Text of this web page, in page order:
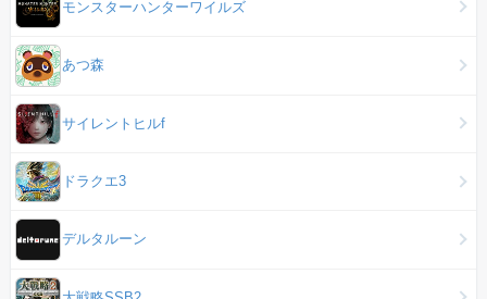
モンスターハンターワイルズ
あつ森
サイレントヒルf
ドラクエ3
デルタルーン